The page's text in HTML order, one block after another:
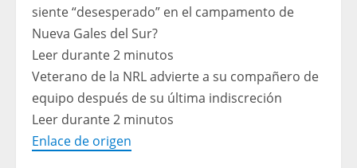
siente “desesperado” en el campamento de
Nueva Gales del Sur?
Leer durante 2 minutos
Veterano de la NRL advierte a su compañero de
equipo después de su última indiscreción
Leer durante 2 minutos
Enlace de origen